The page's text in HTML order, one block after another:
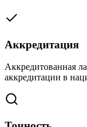
Аккредитация
Аккредитованная
аккредитации в